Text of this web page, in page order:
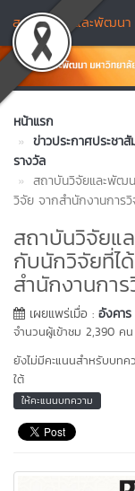
สถาบันวิจัยและพัฒนา
หน้าแรก
ข่าวประกาศประชา
รางวัล
สถาบันวิจัยและพัฒ
วิจัย จากสำนักงานการ
สถาบันวิจัยแ
กับนักวิจัยที่ไ
สำนักงานกา
เผยแพร่เมื่อ : อังคาร
จำนวนผู้เข้าชม 2,390 คน
ยังไม่มีคะแนนสำหรับบทค
ใต้
ให้คะแนนบทความ